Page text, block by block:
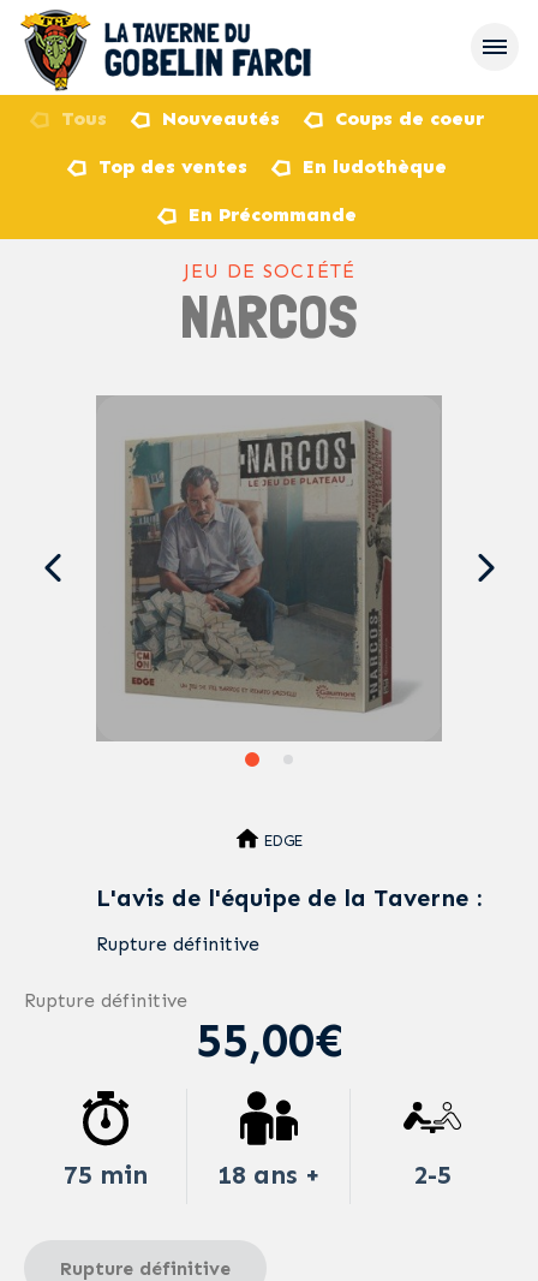
Tous Nouveautés Coups de coeur
Top des ventes En ludothèque
En Précommande
JEU DE SOCIÉTÉ
NARCOS
EDGE
L'avis de l'équipe de la Taverne :
Rupture définitive
Rupture définitive
55,00€
75 min 18 ans + 2-5
Rupture définitive